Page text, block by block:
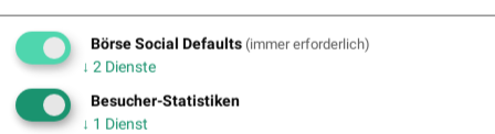
Asta - Analysten bleiben positiv gestimmt
Die Analysten derBaader
Quartalszahlen ...
Börse Social Defaults (immer erforderlich)
↓ 2 Dienste
Besucher-Statistiken
↓ 1 Dienst